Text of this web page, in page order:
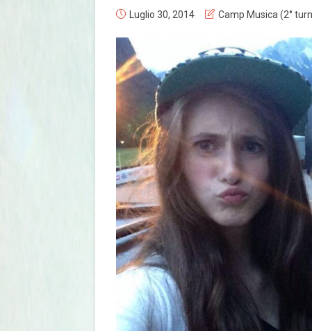
Luglio 30, 2014 Camp Musica (2°